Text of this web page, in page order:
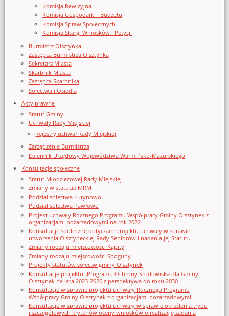
Komisja Rewizyjna
Komisja Gospodarki i Budżetu
Komisja Spraw Społecznych
Komisja Skarg, Wniosków i Petycji
Burmistrz Olsztynka
Zastępca Burmistrza Olsztynka
Sekretarz Miasta
Skarbnik Miasta
Zastępca Skarbnika
Sołectwa i Osiedla
Akty prawne
Statut Gminy
Uchwały Rady Miejskiej
Rejestry uchwał Rady Miejskiej
Zarządzenia Burmistrza
Dziennik Urzędowy Województwa Warmińsko-Mazurskiego
Konsultacje społeczne
Statut Młodzieżowej Rady Miejskiej
Zmiany w statucie MRM
Podział sołectwa Łutynowo
Podział sołectwa Pawłowo
Projekt uchwały Rocznego Programu Współpracy Gminy Olsztynek z
organizacjami pozarządowymi na rok 2022
Konsultacje społeczne dotyczące projektu uchwały w sprawie
utworzenia Olsztyneckiej Rady Seniorów i nadania jej Statutu
Zmiany rodzaju miejscowości Kąpity
Zmiany rodzaju miejscowości Spoguny
Projekty statutów sołectw gminy Olsztynek
Konsultacje projektu „Programu Ochrony Środowiska dla Gminy
Olsztynek na lata 2023-2026 z perspektywą do roku 2030
Konsultacje w sprawie projektu uchwały Rocznego Programu
Współpracy Gminy Olsztynek z organizacjami pozarządowymi
Konsultacje w sprawie projektu uchwały w sprawie określenia trybu
i szczegółowych kryteriów oceny wniosków o realizację zadania